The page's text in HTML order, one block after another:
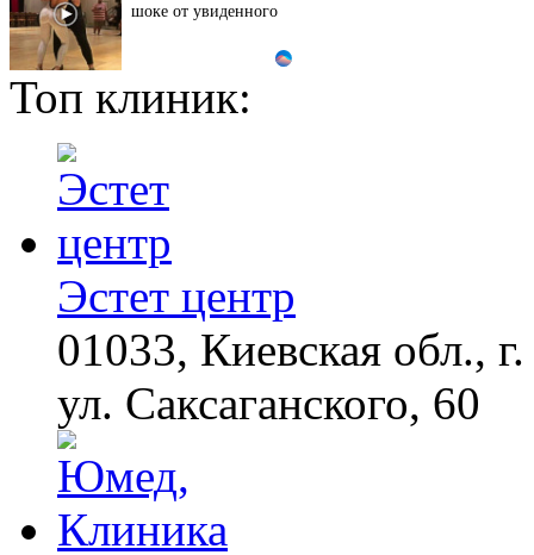
шоке от увиденного
Ролик из Омска: вы
будете смеяться долго
Взломали Telegram
нашлось в переписках
Королева вагона
отожгла! Видео не
оставит равнодушным
Топ клиник:
Эстет центр
01033, Киевская обл.,
ул. Саксаганского, 60